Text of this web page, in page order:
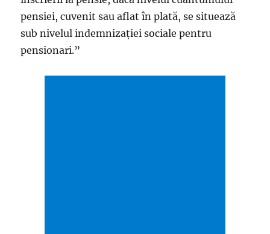
pensiei, cuvenit sau aflat în plată, se situează
sub nivelul indemnizaţiei sociale pentru
pensionari.”